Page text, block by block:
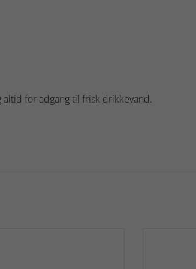
for adgang til frisk drikkevand.